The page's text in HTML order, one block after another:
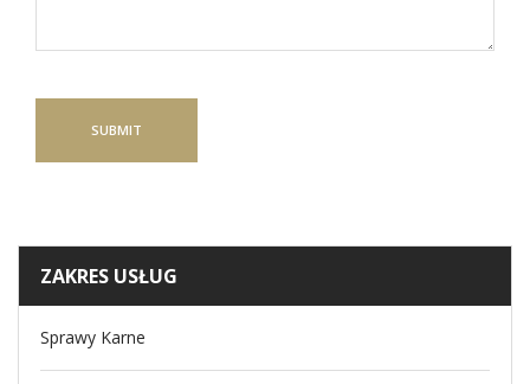
ZAKRES USŁUG
Sprawy Karne